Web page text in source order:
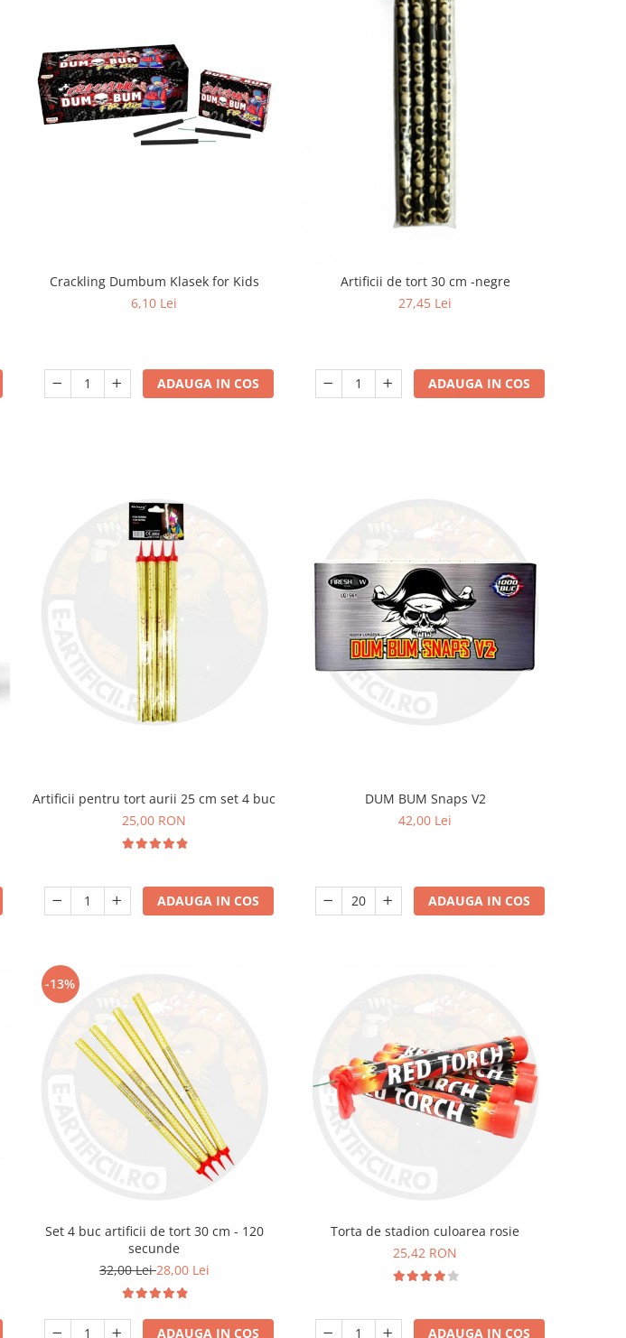
Crackling Dumbum Klasek for Kids
6,10 Lei
ADAUGA IN COS
Artificii de tort 30 cm -negre
27,45 Lei
ADAUGA IN COS
Artificii pentru tort aurii 25 cm set 4 buc
25,00 RON
ADAUGA IN COS
DUM BUM Snaps V2
42,00 Lei
ADAUGA IN COS
-13%
Set 4 buc artificii de tort 30 cm - 120
secunde
32,00 Lei28,00 Lei
ADAUGA IN COS
Torta de stadion culoarea rosie
25,42 RON
ADAUGA IN COS